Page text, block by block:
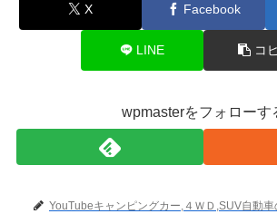
X Facebook
LINE コ
wpmasterをフォローす
YouTubeキャンピングカー,４ＷＤ,SUV自動